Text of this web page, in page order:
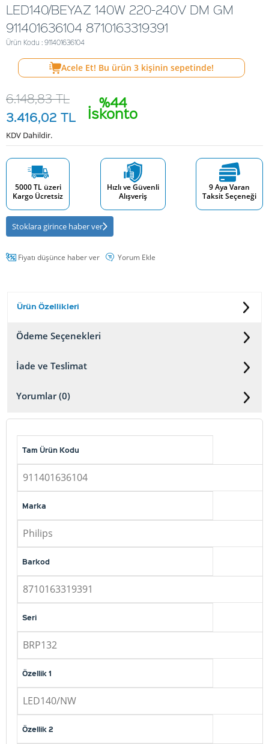
LED140/BEYAZ 140W 220-240V DM GM
911401636104 8710163319391
Ürün Kodu : 911401636104
Acele Et! Bu ürün 3 kişinin sepetinde!
%44
İskonto
6.148,83TL
3.416,02 TL
KDV Dahildir.
5000 TL üzeri
Kargo Ücretsiz
Hızlı ve Güvenli
Alışveriş
9 Aya Varan
Taksit Seçeneği
Stoklara girince haber ver
Fiyatı düşünce haber ver Yorum Ekle
Ürün Özellikleri
Ödeme Seçenekleri
İade ve Teslimat
Yorumlar (0)
Tam Ürün Kodu
911401636104
Marka
Philips
Barkod
8710163319391
Seri
BRP132
Özellik 1
LED140/NW
Özellik 2